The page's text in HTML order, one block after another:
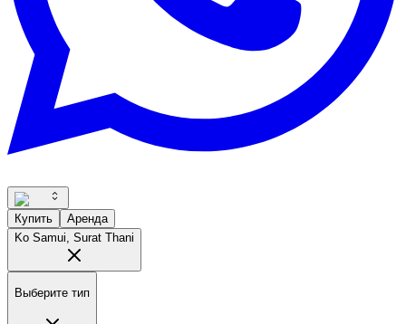
Купить
Аренда
Ko Samui, Surat Thani
Выберите тип